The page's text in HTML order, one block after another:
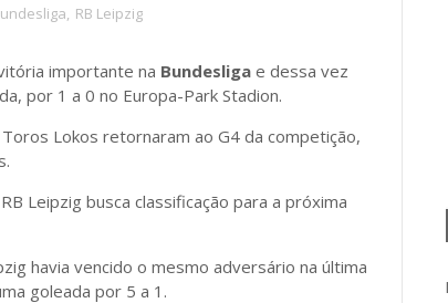
, RB Leipzig
importante na Bundesliga e dessa vez
por 1 a 0 no Europa-Park Stadion.
Lokos retornaram ao G4 da competição,
Leipzig busca classificação para a próxima
havia vencido o mesmo adversário na última
goleada por 5 a 1.